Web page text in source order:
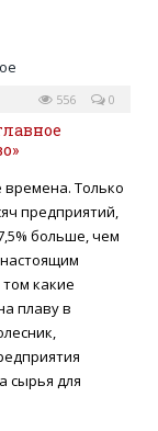
0
556
времена. Только
предприятий,
больше, чем
какие
плаву в
сырья для